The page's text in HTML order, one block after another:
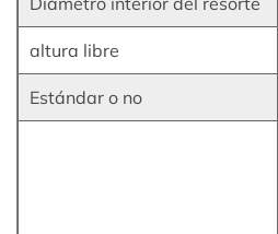
altura libre
Estándar o no